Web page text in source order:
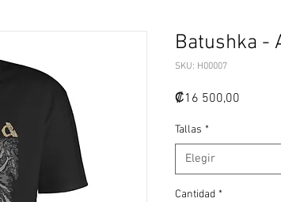
Batushka -
SKU: H00007
₡16 500,00
Tallas *
Elegir
Cantidad *